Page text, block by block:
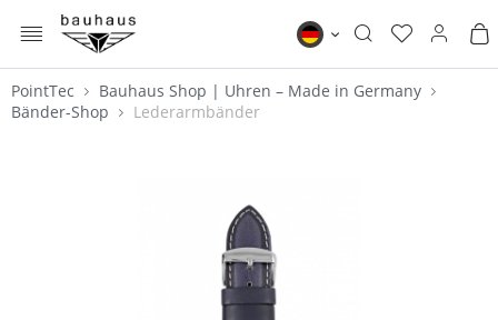
MENÜ
PointTec
Bauhaus Shop | Uhren – Made in Germany
Bänder-Shop
Lederarmbänder